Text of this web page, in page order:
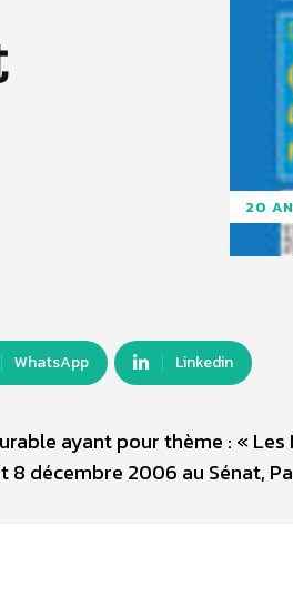
20
WhatsApp Linkedin
ayant pour thème : « Les
décembre 2006 au Sénat,